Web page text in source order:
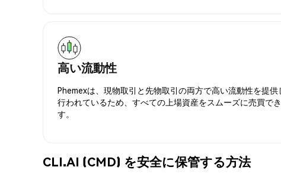
高い流動性
Phemexは、現物取引と先物取引の両方で高い流動性を提
行われているため、すべての上場資産をスムーズに売買で
す。
CLI.AI (CMD) を安全に保管する方法